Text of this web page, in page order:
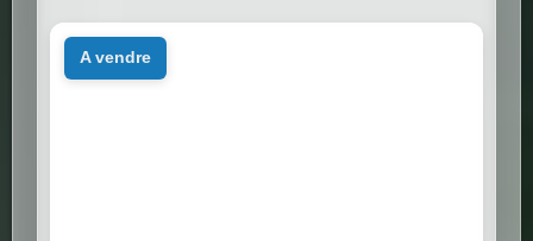
a vendre